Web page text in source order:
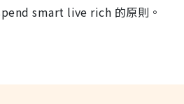
smart live rich 的原則。